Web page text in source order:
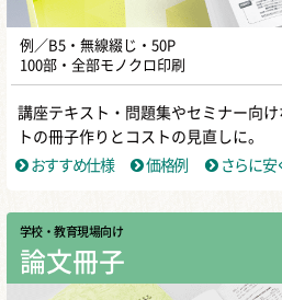
例／B5・無線綴じ・50P
100部・全部モノクロ印刷
講座テキスト・問題集やセミナー向
トの冊子作りとコストの見直しに。
おすすめ仕様
価格例 さらに安
学校・教育現場向け
論文冊子